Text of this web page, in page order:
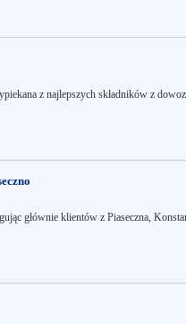
z najlepszych składników z
głównie klientów z Piaseczna,